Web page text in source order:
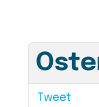
Tweet